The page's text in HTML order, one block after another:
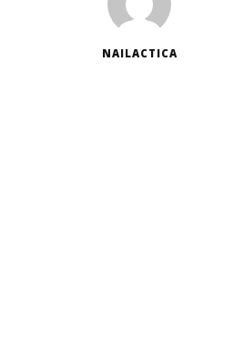
NAILACTICA